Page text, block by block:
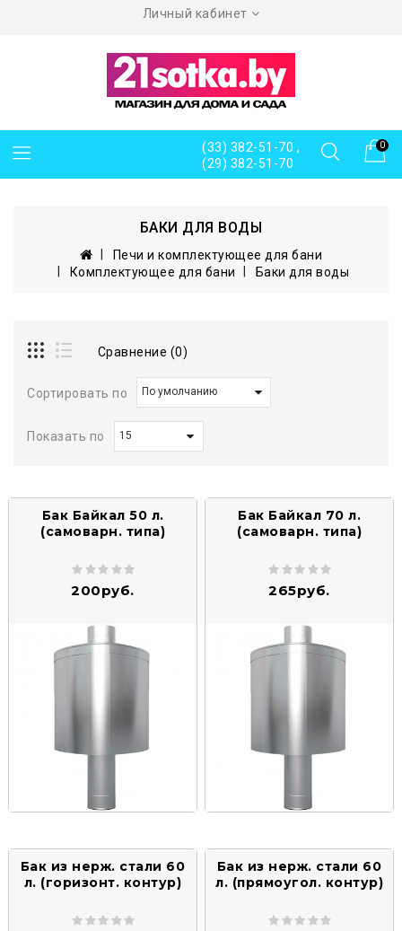
Личный кабинет
0
(33) 382-51-70 ,
(29) 382-51-70
БАКИ ДЛЯ ВОДЫ
Печи и комплектующее для бани
Комплектующее для бани
Баки для воды
Сравнение (0)
Сортировать по
Показать по
Бак Байкал 50 л.
(самоварн. типа)
200руб.
Бак Байкал 70 л.
(самоварн. типа)
265руб.
Бак из нерж. стали 60
л. (горизонт. контур)
Бак из нерж. стали 60
л. (прямоугол. контур)